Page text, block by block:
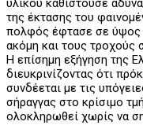
υλικού καθιστούσε
της έκτασης του
πολφός έφτασε σε ύψος
ακόμη και τους τροχούς
Η επίσημη εξήγηση της
διευκρινίζοντας ότι
συνδέεται με τις
σήραγγας στο κρίσιμο
ολοκληρωθεί χωρίς να